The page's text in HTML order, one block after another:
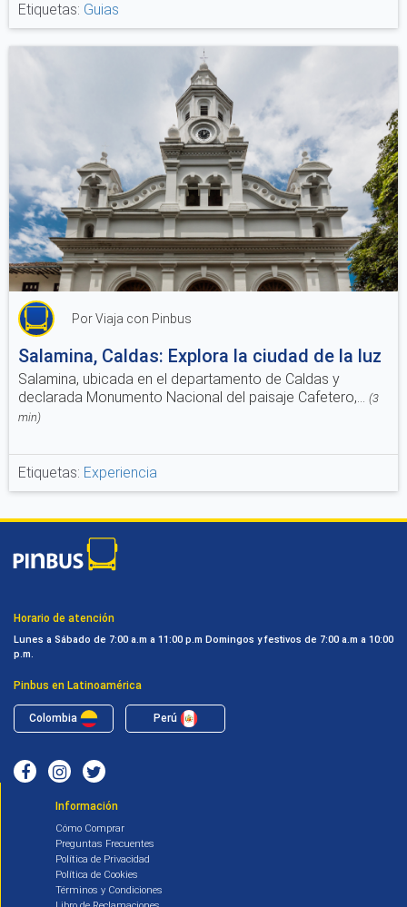
Etiquetas: Guias
Por Viaja con Pinbus
Salamina, Caldas: Explora la ciudad de la luz
Salamina, ubicada en el departamento de Caldas y
declarada Monumento Nacional del paisaje Cafetero,...
(3
min)
Etiquetas: Experiencia
Horario de atención
Lunes a Sábado de 7:00 a.m a 11:00 p.m Domingos y festivos de 7:00 a.m a 10:00
p.m.
Pinbus en Latinoamérica
Colombia Perú
Información
Cómo Comprar
Preguntas Frecuentes
Política de Privacidad
Política de Cookies
Términos y Condiciones